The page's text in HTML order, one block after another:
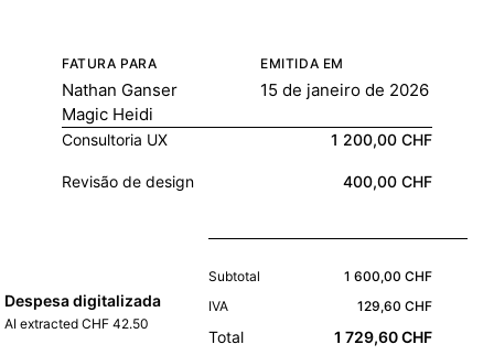
FATURA PARA
Nathan Ganser
Magic Heidi
EMITIDA EM
15 de janeiro de 2026
Consultoria UX 1 200,00 CHF
Revisão de design 400,00 CHF
Subtotal
1 600,00 CHF
IVA
129,60 CHF
Total 1 729,60 CHF
Despesa digitalizada
AI extracted CHF 42.50